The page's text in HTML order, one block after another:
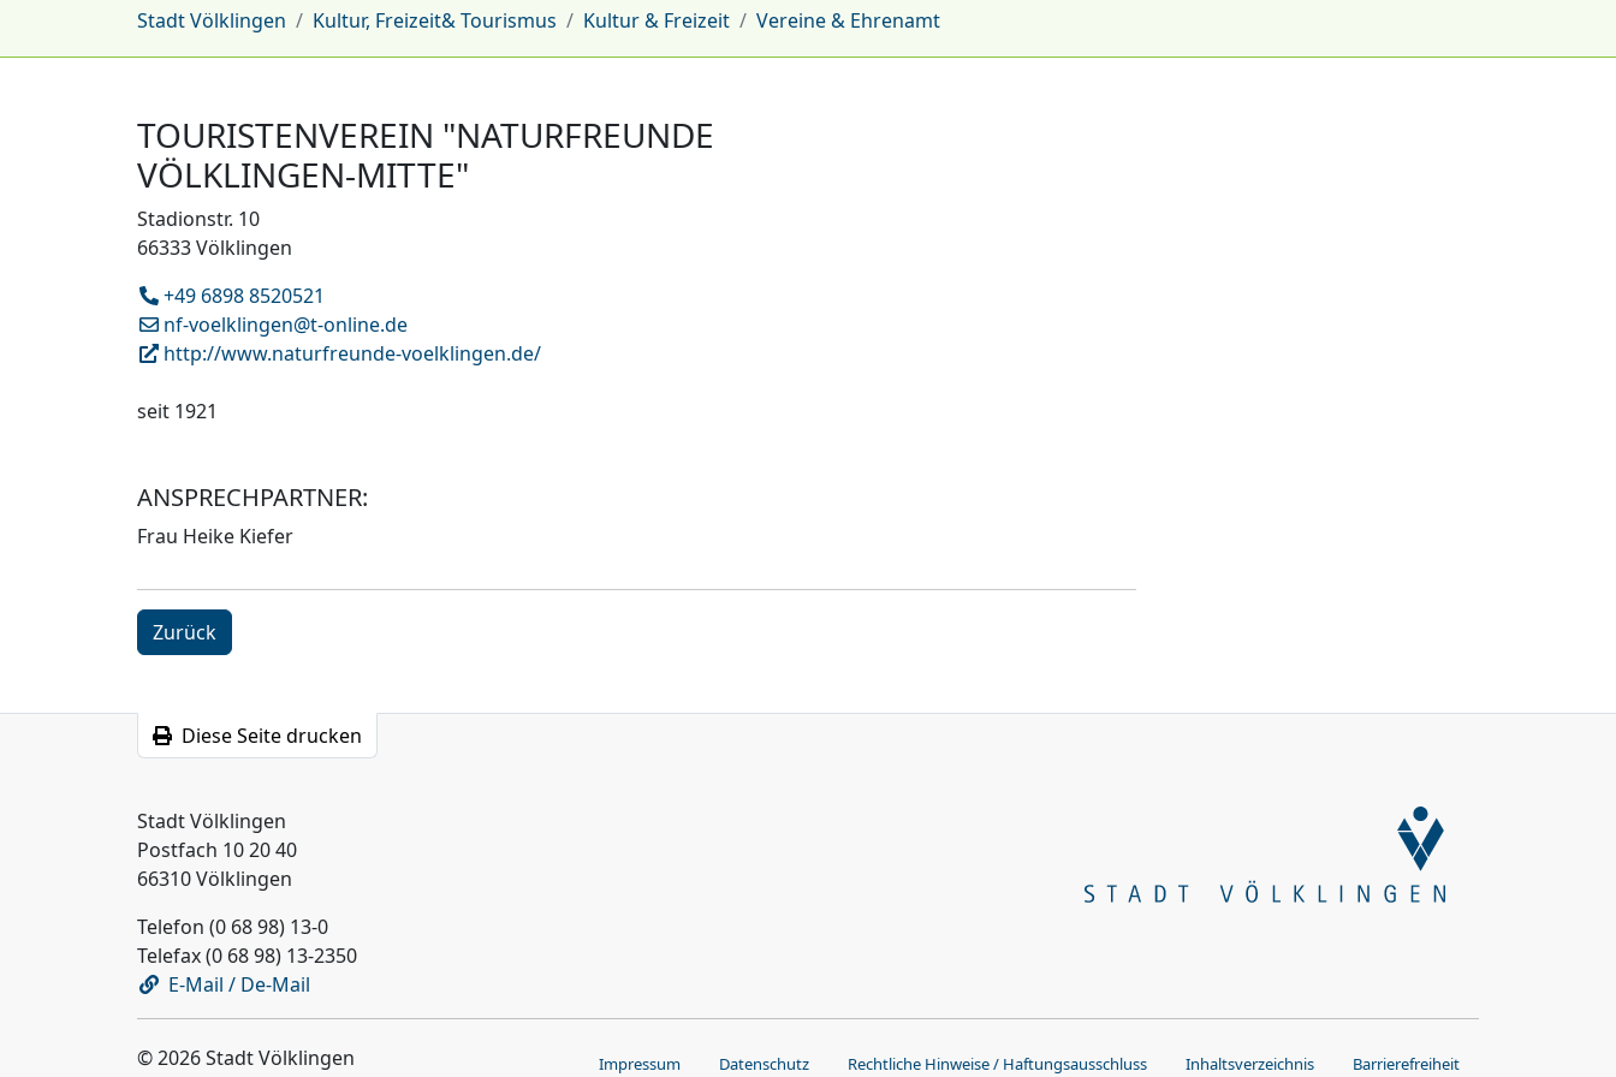
Stadt Völklingen Kultur, Freizeit& Tourismus Kultur & Freizeit Vereine & Ehrenamt
TOURISTENVEREIN "NATURFREUNDE
VÖLKLINGEN-MITTE"
Stadionstr. 10
66333 Völklingen
+49 6898 8520521
nf-voelklingen@t-online.de
http://www.naturfreunde-voelklingen.de/
seit 1921
ANSPRECHPARTNER:
Frau Heike Kiefer
Zurück
Diese Seite drucken
Stadt Völklingen
Postfach 10 20 40
66310 Völklingen
Telefon (0 68 98) 13-0
Telefax (0 68 98) 13-2350
E-Mail / De-Mail
© 2026 Stadt Völklingen Impressum Datenschutz Rechtliche Hinweise / Haftungsausschluss Inhaltsverzeichnis Barrierefreiheit